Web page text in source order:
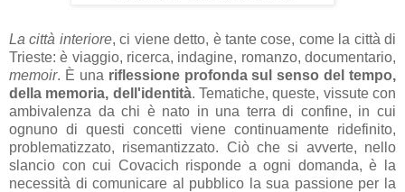
La città interiore, ci viene detto, è tante cose, come la città di
Trieste: è viaggio, ricerca, indagine, romanzo, documentario,
memoir. È una riflessione profonda sul senso del tempo,
della memoria, dell'identità. Tematiche, queste, vissute con
ambivalenza da chi è nato in una terra di confine, in cui
ognuno di questi concetti viene continuamente ridefinito,
problematizzato, risemantizzato. Ciò che si avverte, nello
slancio con cui Covacich risponde a ogni domanda, è la
necessità di comunicare al pubblico la sua passione per la